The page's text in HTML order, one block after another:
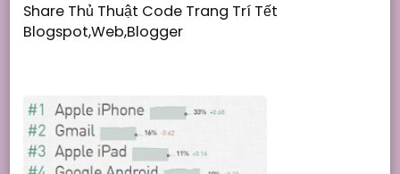
Share Thủ Thuật Code Trang Trí Tết
Blogspot,Web,Blogger